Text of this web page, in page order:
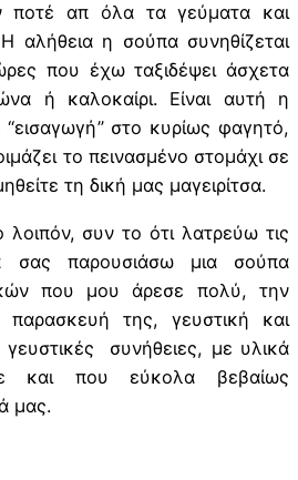
ποτέ απ όλα τα γεύματα και
αλήθεια η σούπα συνηθίζεται
που έχω ταξιδέψει άσχετα
ή καλοκαίρι. Είναι αυτή η
“εισαγωγή” στο κυρίως φαγητό,
το πεινασμένο στομάχι σε
τη δική μας μαγειρίτσα.
συν το ότι λατρεύω τις
σας παρουσιάσω μια σούπα
που μου άρεσε πολύ, την
της, γευστική και
γευστικές συνήθειες, με υλικά
και που εύκολα βεβαίως
μας.